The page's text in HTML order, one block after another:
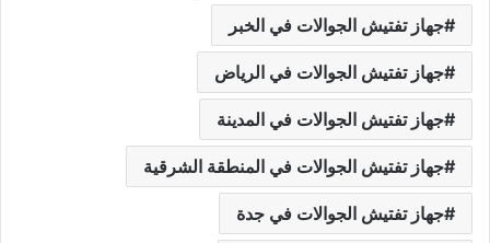
جهاز تفتيش الجوالات في الخبر
جهاز تفتيش الجوالات في الرياض
جهاز تفتيش الجوالات في المدينة
جهاز تفتيش الجوالات في المنطقة الشرقية
جهاز تفتيش الجوالات في جدة